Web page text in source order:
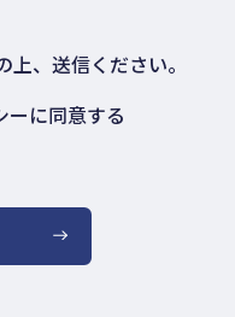
上、送信ください。
ーに同意する